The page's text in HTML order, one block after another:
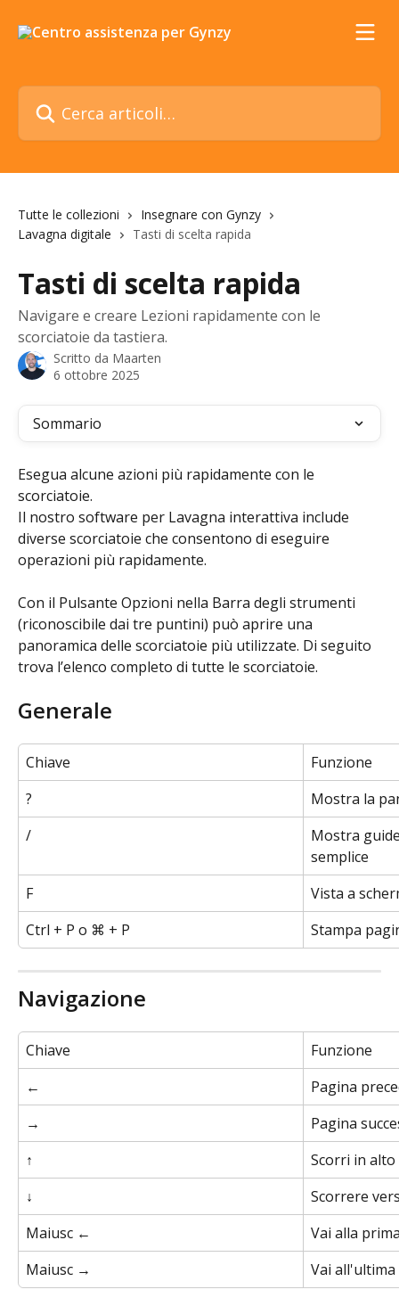
Cerca articoli…
Tutte le collezioni
Insegnare con Gynzy
Lavagna digitale
Tasti di scelta rapida
Tasti di scelta rapida
Navigare e creare Lezioni rapidamente con le
scorciatoie da tastiera.
Scritto da Maarten
6 ottobre 2025
Sommario
Esegua alcune azioni più rapidamente con le
scorciatoie.
Il nostro software per Lavagna interattiva include
diverse scorciatoie che consentono di eseguire
operazioni più rapidamente.
Con il Pulsante Opzioni nella Barra degli strumenti
(riconoscibile dai tre puntini) può aprire una
panoramica delle scorciatoie più utilizzate. Di seguito
trova l’elenco completo di tutte le scorciatoie.
Generale
Chiave
Funzione
?
Mostra la
/
Mostra
semplice
F
Vista a
Ctrl + P o ⌘ + P
Stampa
Navigazione
Chiave
Funzione
←
Pagina
→
Pagina
↑
Scorri in alto
↓
Scorrere
Maiusc ←
Vai alla
Maiusc →
Vai